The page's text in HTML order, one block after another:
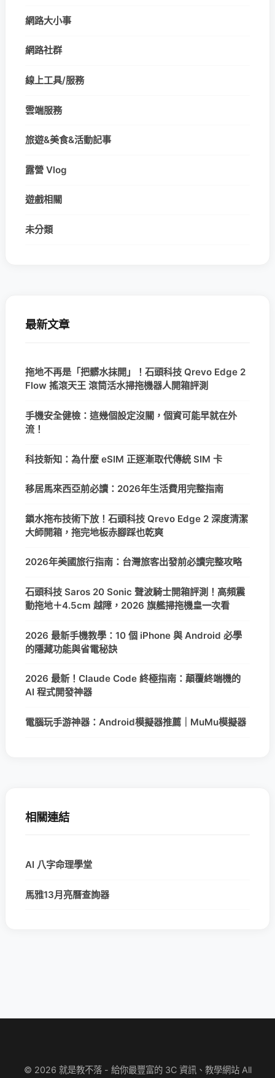
網路大小事
網路社群
線上工具/服務
雲端服務
旅遊&美食&活動記事
露營 Vlog
遊戲相關
未分類
最新文章
拖地不再是「把髒水抹開」！石頭科技 Qrevo Edge 2
Flow 搖滾天王 滾筒活水掃拖機器人開箱評測
手機安全健檢：這幾個設定沒關，個資可能早就在外
流！
科技新知：為什麼 eSIM 正逐漸取代傳統 SIM 卡
移居馬來西亞前必讀：2026年生活費用完整指南
鎖水拖布技術下放！石頭科技 Qrevo Edge 2 深度清潔
大師開箱，拖完地板赤腳踩也乾爽
2026年美國旅行指南：台灣旅客出發前必讀完整攻略
石頭科技 Saros 20 Sonic 聲波騎士開箱評測！高頻震
動拖地＋4.5cm 越障，2026 旗艦掃拖機皇一次看
2026 最新手機教學：10 個 iPhone 與 Android 必學
的隱藏功能與省電秘訣
2026 最新！Claude Code 終極指南：顛覆終端機的
AI 程式開發神器
電腦玩手游神器：Android模擬器推薦｜MuMu模擬器
相關連結
AI 八字命理學堂
馬雅13月亮曆查詢器
© 2026 就是教不落 - 給你最豐富的 3C 資訊、教學網站 All